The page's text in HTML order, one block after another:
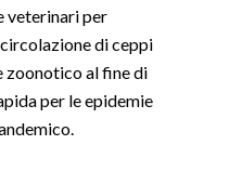
veterinari per
di ceppi
zoonotico al fine di
per le epidemie